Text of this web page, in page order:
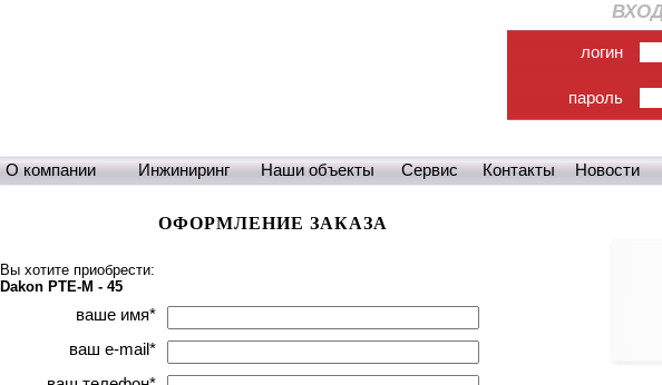
логин
пароль
О компании Инжиниринг Наши объекты Сервис Контакты Новости
ОФОРМЛЕНИЕ ЗАКАЗА
Вы хотите приобрести:
Dakon PTE-M - 45
ваше имя*
ваш e-mail*